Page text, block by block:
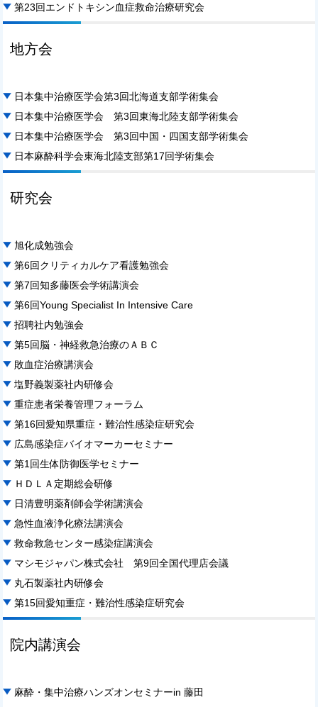
第23回エンドトキシン血症救命治療研究会
地方会
日本集中治療医学会第3回北海道支部学術集会
日本集中治療医学会 第3回東海北陸支部学術集会
日本集中治療医学会 第3回中国・四国支部学術集会
日本麻酔科学会東海北陸支部第17回学術集会
研究会
旭化成勉強会
第6回クリティカルケア看護勉強会
第7回知多藤医会学術講演会
第6回Young Specialist In Intensive Care
招聘社内勉強会
第5回脳・神経救急治療のＡＢＣ
敗血症治療講演会
塩野義製薬社内研修会
重症患者栄養管理フォーラム
第16回愛知県重症・難治性感染症研究会
広島感染症バイオマーカーセミナー
第1回生体防御医学セミナー
ＨＤＬＡ定期総会研修
日清豊明薬剤師会学術講演会
急性血液浄化療法講演会
救命救急センター感染症講演会
マシモジャパン株式会社 第9回全国代理店会議
丸石製薬社内研修会
第15回愛知重症・難治性感染症研究会
院内講演会
麻酔・集中治療ハンズオンセミナーin 藤田